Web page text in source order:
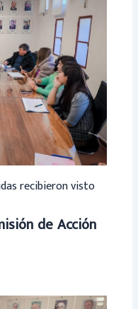
recibieron visto
de Acción